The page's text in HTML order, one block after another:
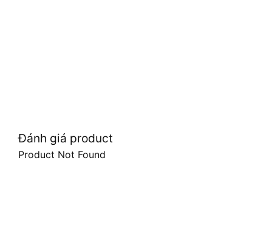
Đánh giá product
Product Not Found